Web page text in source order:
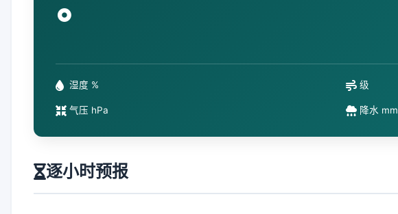
°
湿度 % 级
气压 hPa 降水 mm
逐小时预报